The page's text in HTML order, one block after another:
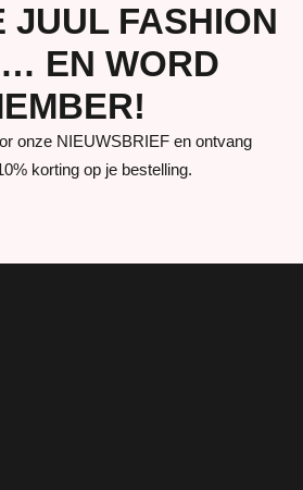
JUUL FASHION
EN WORD
onze NIEUWSBRIEF en ontvang
korting op je bestelling.